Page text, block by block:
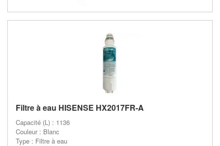
Filtre à eau HISENSE HX2017FR-A
Capacité (L) : 1136
Couleur : Blanc
Type : Filtre à eau